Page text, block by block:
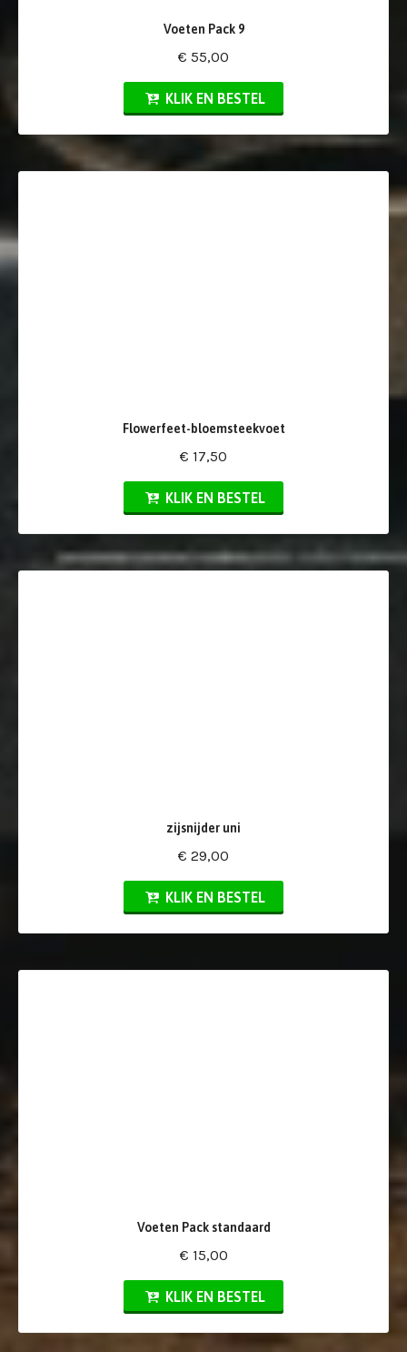
Voeten Pack 9
€ 55,00
KLIK EN BESTEL
Flowerfeet-bloemsteekvoet
€ 17,50
KLIK EN BESTEL
zijsnijder uni
€ 29,00
KLIK EN BESTEL
Voeten Pack standaard
€ 15,00
KLIK EN BESTEL